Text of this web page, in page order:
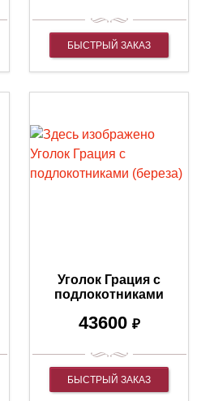
БЫСТРЫЙ ЗАКАЗ
Уголок Грация с
подлокотниками
43600 ₽
БЫСТРЫЙ ЗАКАЗ